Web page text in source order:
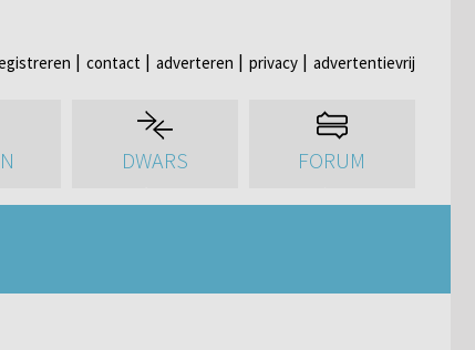
contact adverteren privacy advertentievrij
DWARS FORUM